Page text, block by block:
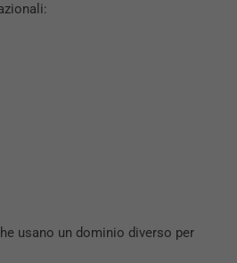
usano un dominio diverso per